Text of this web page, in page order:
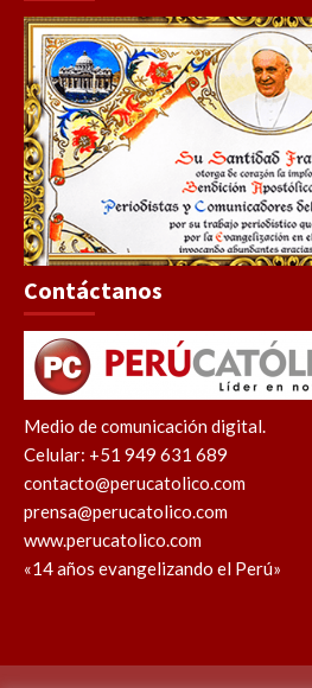
Contáctanos
Medio de comunicación digital.
Celular: +51 949 631 689
contacto@perucatolico.com
prensa@perucatolico.com
www.perucatolico.com
«14 años evangelizando el Perú»